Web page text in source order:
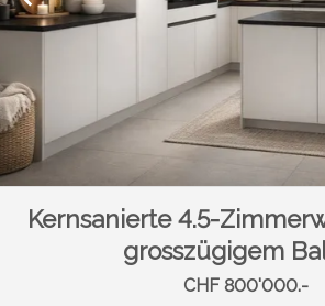
Kernsanierte 4.5-
grosszügigem
CHF 800'000.-